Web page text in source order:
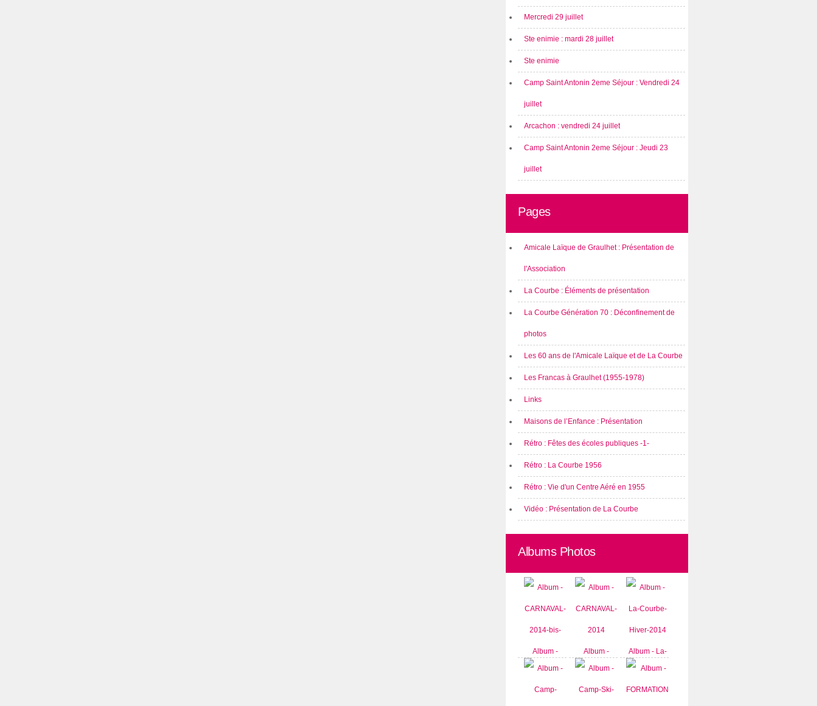
Mercredi 29 juillet
Ste enimie : mardi 28 juillet
Ste enimie
Camp Saint Antonin 2eme Séjour : Vendredi 24
juillet
Arcachon : vendredi 24 juillet
Camp Saint Antonin 2eme Séjour : Jeudi 23
juillet
Pages
Amicale Laïque de Graulhet : Présentation de
l'Association
La Courbe : Éléments de présentation
La Courbe Génération 70 : Déconfinement de
photos
Les 60 ans de l'Amicale Laïque et de La Courbe
Les Francas à Graulhet (1955-1978)
Links
Maisons de l’Enfance : Présentation
Rétro : Fêtes des écoles publiques -1-
Rétro : La Courbe 1956
Rétro : Vie d'un Centre Aéré en 1955
Vidéo : Présentation de La Courbe
Albums Photos
Album -
CARNAVAL-
2014-bis-
Album -
CARNAVAL-
2014
Album - La-
Courbe-
Hiver-2014